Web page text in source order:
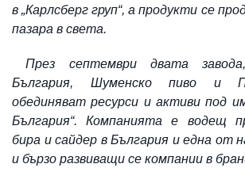
в „Карлсберг груп“, а продукти се
пазара в света.
През септември двата
България, Шуменско пиво и
обединяват ресурси и активи под
България“. Компанията е водещ
бира и сайдер в България и една от
и бързо развиващи се компании в